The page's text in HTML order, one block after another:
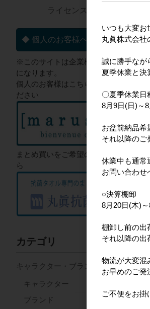
ライセンス一覧▼
◆ 個人のお客様へ
※このサイトは企業様向けのサイト
になります。
個人のお客様はこちらからご確認く
ださい
まとめ買いをご希望のお客様はこち
ら
カテゴリ
キャラクター・ブランド
キャラクター
ブランド
いつも大変お
丸眞株式会社
誠に勝手なが
夏季休業と決
〇夏季休業日
8月9日(日)～
お盆前納品希
それ以降のご
休業中も通常
お問い合わせ
○決算棚卸
8月20日(木)
棚卸し前の出
それ以降の出
物流が大変混
お早めのご発
ご不便をお掛